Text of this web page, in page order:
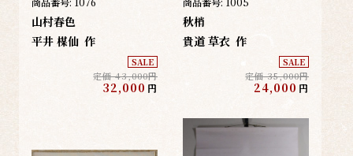
山村春色
平井 楳仙 作
SALE
定価 43,000円
32,000 円
秋梢
貴道 草衣 作
SALE
定価 35,000円
24,000 円